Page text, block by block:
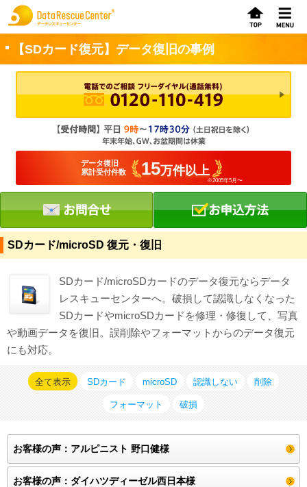
【SDカード復元】データ復旧の事例
データ復旧
累計受付件数
15万件以上
※2005年5月〜
SDカード/microSD 復元・復旧
SDカード/microSDカードのデータ復元ならデータ
レスキューセンターへ。破損して認識しなくなった
SDカードやmicroSDカードを修理・修復して、写真
や動画データを復旧。誤削除やフォーマットからのデータ復元
にも対応。
全て表示 SDカード microSD 認識しない 削除
フォーマット 破損
お客様の声：アルピニスト 野口健様
お客様の声：ダイハツディーゼル西日本様
お申込方法
お問合せ
初めてのお客さまへ
サービスの流れ
データレスキューセンターの特徴
データ復旧料金
お客さまの声
対応メディア
データ復旧特集
データ復旧のウソ？ホント？
プライバシーマーク認定
ISO27001(ISMS)認証